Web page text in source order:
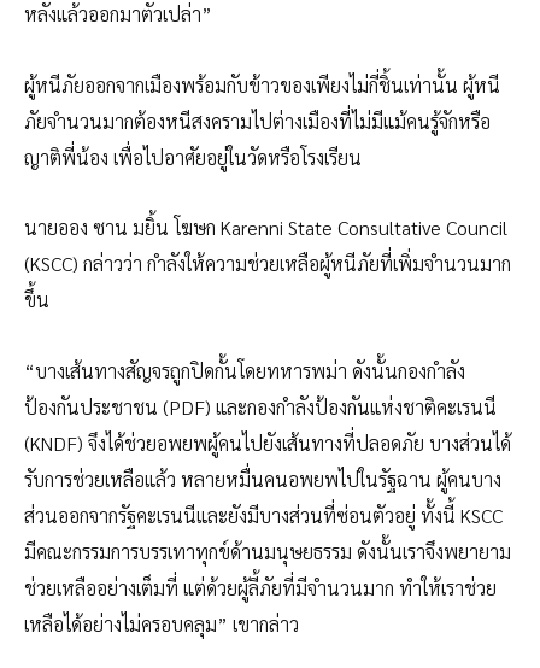
หลังแล้วออกมาตัวเปล่า”
ผู้หนีภัยออกจากเมืองพร้อมกับข้าวของเพียงไม่กี่ชิ้นเท่านั้น ผู้หนี
ภัยจำนวนมากต้องหนีสงครามไปต่างเมืองที่ไม่มีแม้คนรู้จักหรือ
ญาติพี่น้อง เพื่อไปอาศัยอยู่ในวัดหรือโรงเรียน
นายออง ซาน มยิ้น โฆษก Karenni State Consultative Council
(KSCC) กล่าวว่า กำลังให้ความช่วยเหลือผู้หนีภัยที่เพิ่มจำนวนมาก
ขึ้น
“บางเส้นทางสัญจรถูกปิดกั้นโดยทหารพม่า ดังนั้นกองกำลัง
ป้องกันประชาชน (PDF) และกองกำลังป้องกันแห่งชาติคะเรนนี
(KNDF) จึงได้ช่วยอพยพผู้คนไปยังเส้นทางที่ปลอดภัย บางส่วนได้
รับการช่วยเหลือแล้ว หลายหมื่นคนอพยพไปในรัฐฉาน ผู้คนบาง
ส่วนออกจากรัฐคะเรนนีและยังมีบางส่วนที่ซ่อนตัวอยู่ ทั้งนี้ KSCC
มีคณะกรรมการบรรเทาทุกข์ด้านมนุษยธรรม ดังนั้นเราจึงพยายาม
ช่วยเหลืออย่างเต็มที่ แต่ด้วยผู้ลี้ภัยที่มีจำนวนมาก ทำให้เราช่วย
เหลือได้อย่างไม่ครอบคลุม” เขากล่าว